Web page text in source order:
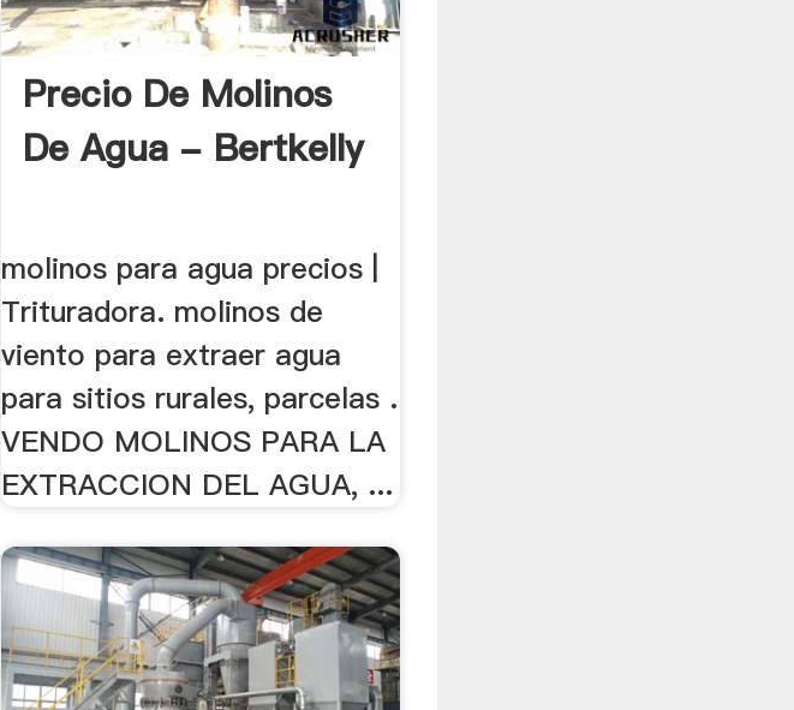
Precio De Molinos
De Agua - Bertkelly
molinos para agua precios |
Trituradora. molinos de
viento para extraer agua
para sitios rurales, parcelas .
VENDO MOLINOS PARA LA
EXTRACCION DEL AGUA, ...